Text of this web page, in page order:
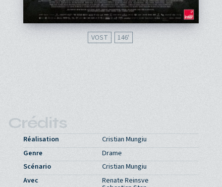
VOST 146'
Crédits
Réalisation
Cristian Mungiu
Genre
Drame
Scénario
Cristian Mungiu
Avec
Renate Reinsve